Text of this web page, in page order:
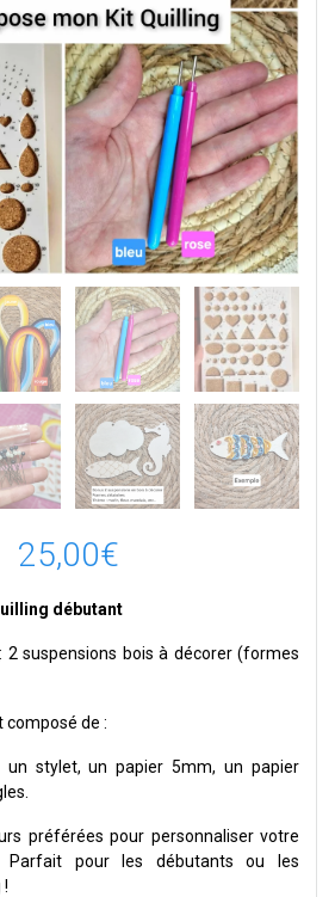
25,00€
débutant
: 2 suspensions bois à décorer (formes
composé de :
un stylet, un papier 5mm, un papier
préférées pour personnaliser votre
Parfait pour les débutants ou les